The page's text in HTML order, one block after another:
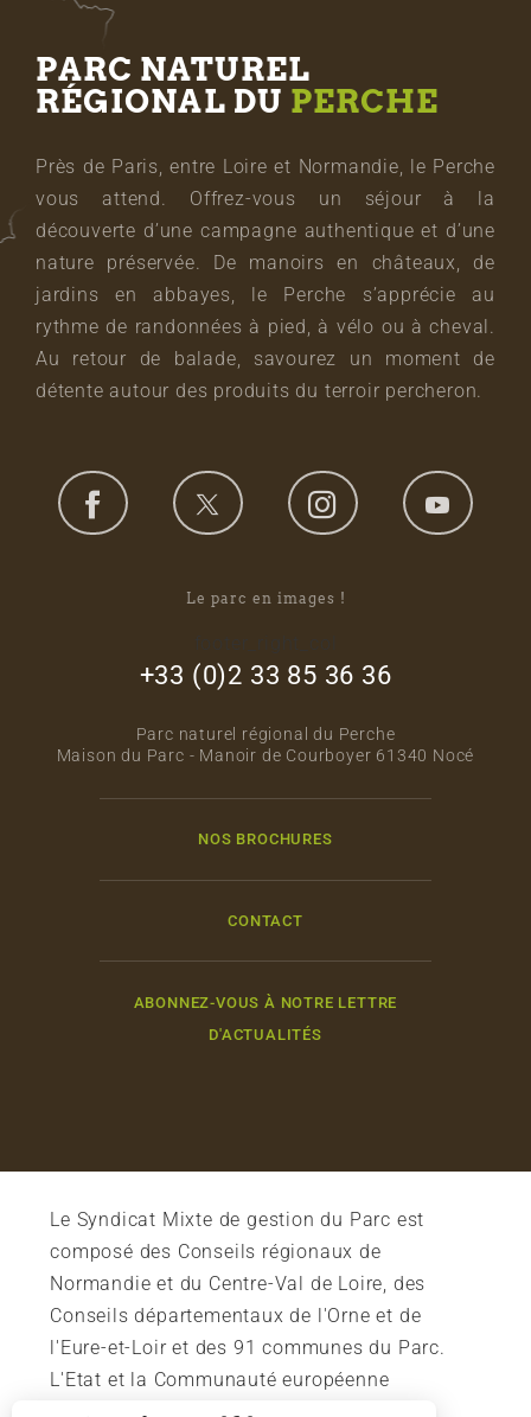
PARC NATUREL
RÉGIONAL DU PERCHE
Près de Paris, entre Loire et Normandie, le Perche
vous attend. Offrez-vous un séjour à la
découverte d’une campagne authentique et d’une
nature préservée. De manoirs en châteaux, de
jardins en abbayes, le Perche s’apprécie au
rythme de randonnées à pied, à vélo ou à cheval.
Au retour de balade, savourez un moment de
détente autour des produits du terroir percheron.
Le parc en images !
+33 (0)2 33 85 36 36
Parc naturel régional du Perche
Maison du Parc - Manoir de Courboyer 61340 Nocé
NOS BROCHURES
CONTACT
ABONNEZ-VOUS À NOTRE LETTRE
D'ACTUALITÉS
Le Syndicat Mixte de gestion du Parc est
composé des Conseils régionaux de
Normandie et du Centre-Val de Loire, des
Conseils départementaux de l'Orne et de
l'Eure-et-Loir et des 91 communes du Parc.
L'Etat et la Communauté européenne
soutiennent également l'action du Parc.